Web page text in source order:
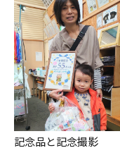
記念品と記念撮影